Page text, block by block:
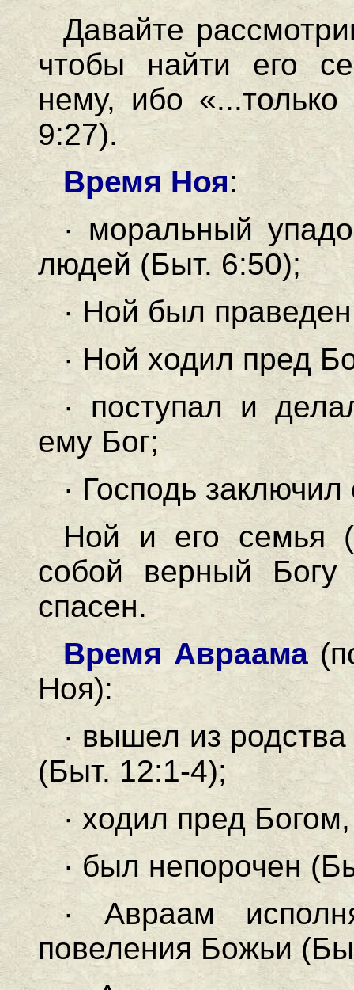
Давайте
чтобы найти его
нему, ибо «...только
9:27).
Время Ноя:
· моральный
людей (Быт. 6:50);
· Ной был праведен
· Ной ходил пред
· поступал и
ему Бог;
· Господь
Ной и его семья
собой верный
спасен.
Время Авраама
Ноя):
· вышел из
(Быт. 12:1-4);
· ходил пред
· был непорочен
· Авраам
повеления Божьи